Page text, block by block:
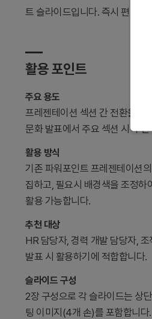
트 슬라이드입니다. 즉시 편집
활용 포인트
주요 용도
프레젠테이션 섹션 간 전환을 시
문화 발표에서 주요 섹션 시작
활용 방식
기존 파워포인트 프레젠테이션
집하고, 필요시 배경색을 조정하
활용 가능합니다.
추천 대상
HR 담당자, 경력 개발 담당자,
발표 시 활용하기에 적합합니다.
슬라이드 구성
2장 구성으로 각 슬라이드는 상
팅 이미지(4개 손)를 포함합니